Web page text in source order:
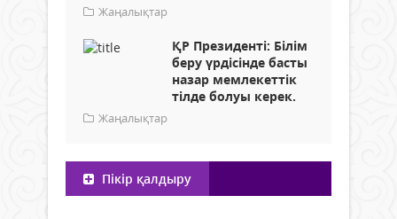
Жаңалықтар
ҚР Президенті: Білім
беру үрдісінде басты
назар мемлекеттік
тілде болуы керек.
Жаңалықтар
Пікір қалдыру